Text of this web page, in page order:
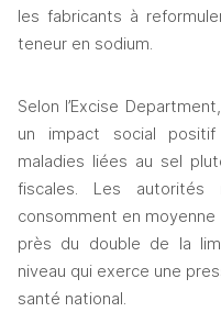
les fabricants à
teneur en sodium.
Selon l’Excise
un impact social
maladies liées au sel
fiscales. Les autorités
consomment en
près du double de la
niveau qui exerce une
santé national.